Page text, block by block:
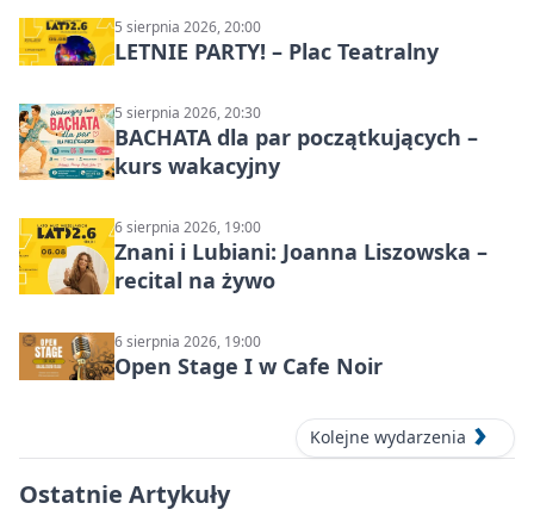
5 sierpnia 2026, 20:00
LETNIE PARTY! – Plac Teatralny
5 sierpnia 2026, 20:30
BACHATA dla par początkujących –
kurs wakacyjny
6 sierpnia 2026, 19:00
Znani i Lubiani: Joanna Liszowska –
recital na żywo
6 sierpnia 2026, 19:00
Open Stage I w Cafe Noir
Kolejne wydarzenia
Ostatnie Artykuły